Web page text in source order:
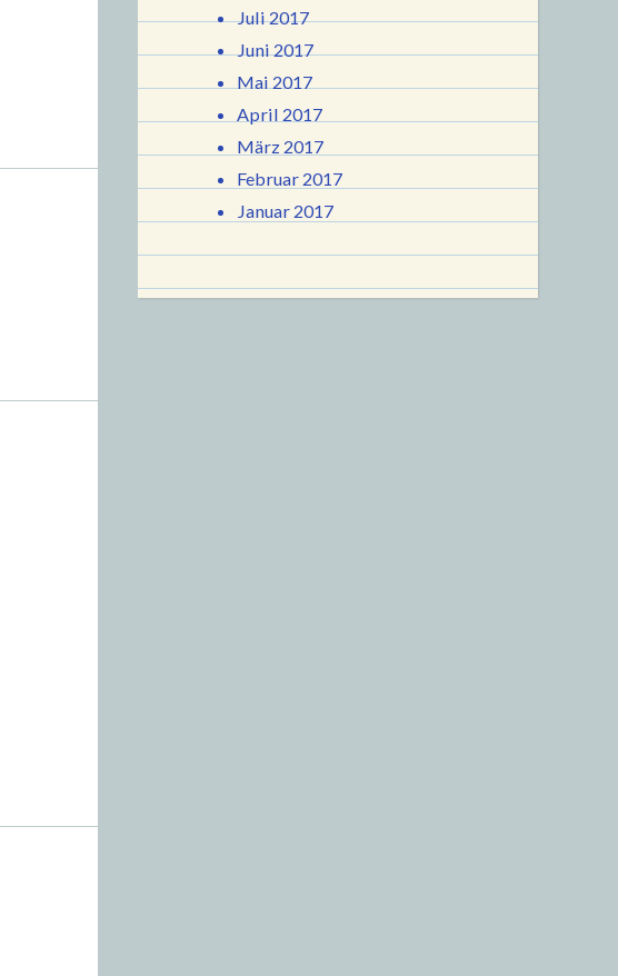
Juli 2017
Juni 2017
Mai 2017
April 2017
März 2017
Februar 2017
Januar 2017